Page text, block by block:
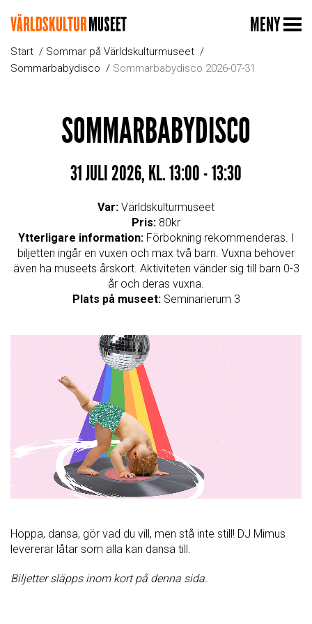
MENY
Start
Sommar på Världskulturmuseet
Sommarbabydisco
Sommarbabydisco 2026-07-31
SOMMARBABYDISCO
31 JULI 2026, KL. 13:00 - 13:30
Var: Världskulturmuseet
Pris: 80kr
Ytterligare information:Förbokning rekommenderas. I
biljetten ingår en vuxen och max två barn. Vuxna behöver
även ha museets årskort. Aktiviteten vänder sig till barn 0-3
år och deras vuxna.
Plats på museet:Seminarierum 3
Hoppa, dansa, gör vad du vill, men stå inte still! DJ Mimus
levererar låtar som alla kan dansa till.
Biljetter släpps inom kort på denna sida.